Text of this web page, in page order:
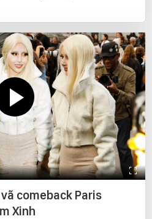
comeback Paris
Xinh